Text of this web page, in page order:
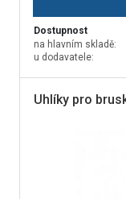
Dostupnost
na hlavním skladě:
u dodavatele:
Uhlíky pro